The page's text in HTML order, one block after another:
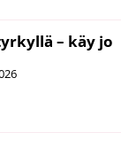
– käy jo